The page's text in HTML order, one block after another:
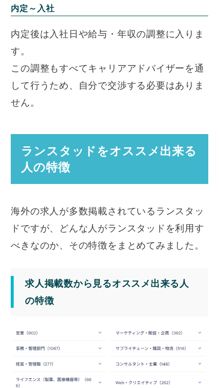
内定～入社
内定後は入社日や給与・年収の調整に入りま
す。
この調整もすべてキャリアアドバイザーを通
して行うため、自分で交渉する必要はありま
せん。
ランスタッドをオススメ出来る
人の特徴
海外の求人が多数掲載されているランスタッ
ドですが、どんな人がランスタッドを利用す
べきなのか、その特徴をまとめてみました。
求人掲載数から見るオススメ出来る人
の特徴